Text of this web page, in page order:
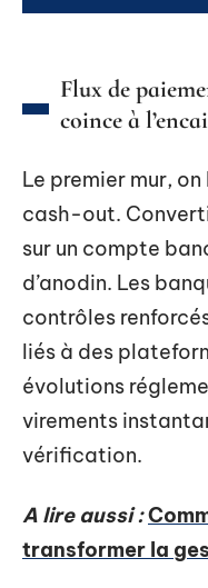
Flux de
coince à
Le premier mur,
cash-out.
sur un compte
d’anodin. Les
contrôles
liés à des
évolutions
virements
vérification.
A lire aussi :
transformer la